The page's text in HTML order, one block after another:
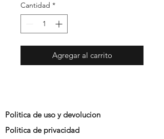
Cantidad *
Agregar al carrito
Politica de uso y devolucion
Politica de privacidad